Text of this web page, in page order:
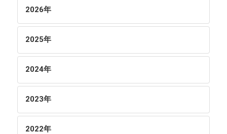
2026年
2025年
2024年
2023年
2022年